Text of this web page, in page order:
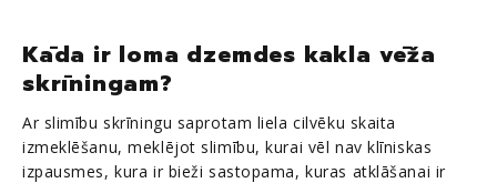
Kāda ir loma dzemdes kakla vēža
skrīningam?
Ar slimību skrīningu saprotam liela cilvēku skaita
izmeklēšanu, meklējot slimību, kurai vēl nav klīniskas
izpausmes, kura ir bieži sastopama, kuras atklāšanai ir